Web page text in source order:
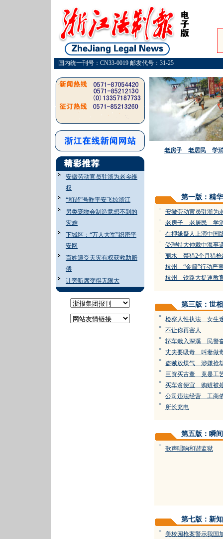
国内统一刊号：CN33-0019 邮发代号：31-25
安徽劳动官员驻浙为老乡维
权
“和谐”号昨平安飞掠浙江
另类宠物会制造意想不到的
灾难
下城区：“万人大军”织密平
安网
百姓遭受天灾有权获救助赔
偿
让旁听席变得无限大
老房子 老居民 学
第一版：精
= 安徽劳动官员驻浙为
= 老房子 老居民 学
= 在押嫌疑人上演中国
= 受理特大仲裁中海事
= 丽水 禁猎2个月猎枪
= 杭州 “金箭”行动严
= 杭州 铁路大提速教
第三版：世相
= 检察人性执法 女生
= 不让你再害人
= 轿车栽入深溪 民警
= 丈夫要吸毒 叫妻做
= 盗贼放煤气 涉嫌抢
= 巨资买古董 竟是工
= 买车贪便宜 购赃被
= 公司违法经营 工商
= 所长充电
第五版：瞬间
= 歌声唱响和谐监狱
第七版：新知
= 美校园枪案警示我国